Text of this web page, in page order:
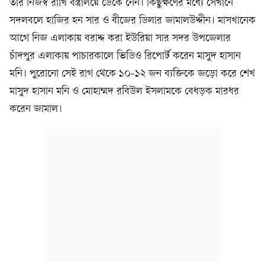
তাঁর নিজস্ব রাখি বস্ত্রালয়ে ডেকে নেন। কিছুক্ষণের মধ্যে সেখানে
সদলবলে হাজির হন সার ও বীজের ডিলার জামালউদ্দীন। মাসখানেক
আগে নিজ এলাকায় বরাদ্দ করা ইউরিয়া সার সদর উপজেলার
চাঁদপুর এলাকায় পাচারকালে ভিডিও রিপোর্ট করেন মাসুদ হাসান
মনি। পুরোনো সেই রাগ থেকে ১০-১২ জন ব্যক্তিকে জড়ো করে শেখ
মাসুদ হাসান মনি ও মোহাম্মদ রবিউল ইসলামকে বেধড়ক মারধর
করেন জামাল।